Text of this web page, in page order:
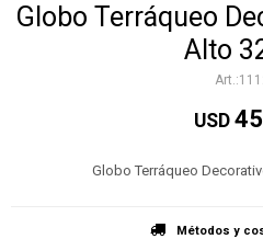
Globo Terráqueo
Alto
USD
Globo Terráqueo
Métodos y